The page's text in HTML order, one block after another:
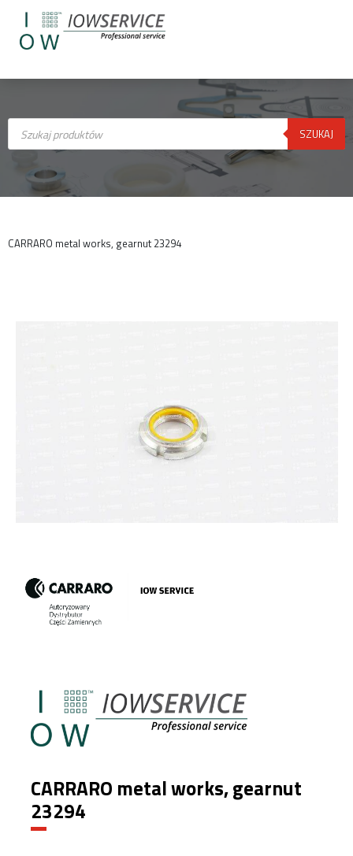
Wyszukiwarka
produktów SZUKAJ
CARRARO metal works, gearnut 23294
CARRARO metal works, gearnut
23294